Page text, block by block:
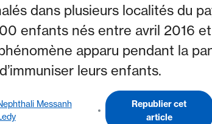
dans plusieurs localités du
enfants nés entre avril 2016
apparu pendant la
leurs enfants.
Messanh
Republier cet
article